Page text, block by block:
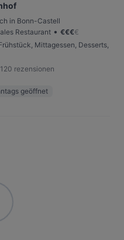
in Bonn-Castell
Restaurant • €€€€
Mittagessen, Desserts,
120 rezensionen
geöffnet